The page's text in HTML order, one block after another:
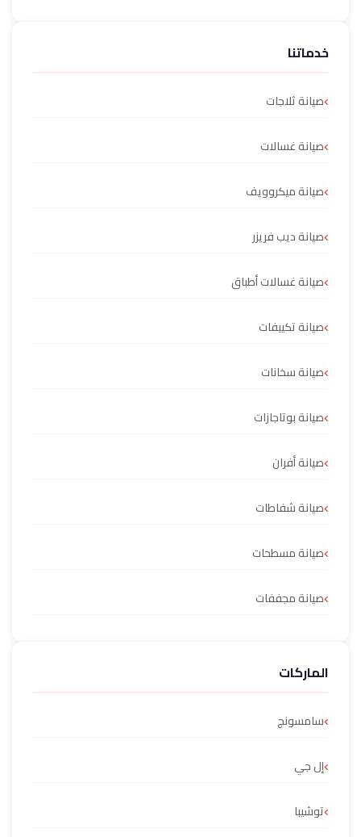
خدماتنا
صيانة ثلاجات
صيانة غسالات
صيانة ميكروويف
صيانة ديب فريزر
صيانة غسالات أطباق
صيانة تكييفات
صيانة سخانات
صيانة بوتاجازات
صيانة أفران
صيانة شفاطات
صيانة مسطحات
صيانة مجففات
الماركات
سامسونج
إل جي
توشيبا